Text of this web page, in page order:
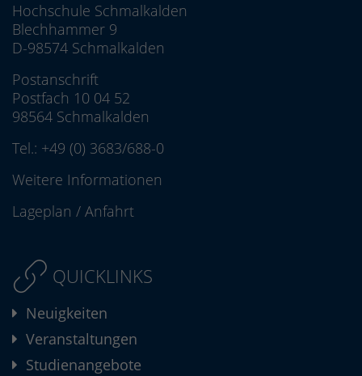
Hochschule Schmalkalden
Blechhammer 9
D-98574 Schmalkalden
Postanschrift
Postfach 10 04 52
98564 Schmalkalden
Tel.: +49 (0) 3683/688-0
Weitere Informationen
Lageplan / Anfahrt
QUICKLINKS
Neuigkeiten
Veranstaltungen
Studienangebote